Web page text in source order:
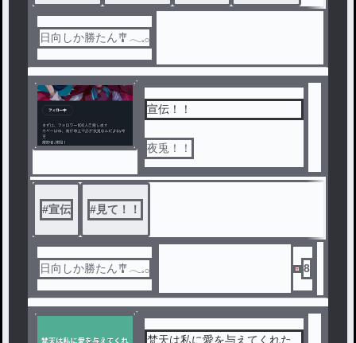
日向しか勝たん🎐𓂃𓈒𓂂
宣伝！！
夜兎！！
#宣伝 #見て！！
日向しか勝たん🎐𓂃𓈒𓂂 8
梵天は私に愛を与えてくれた